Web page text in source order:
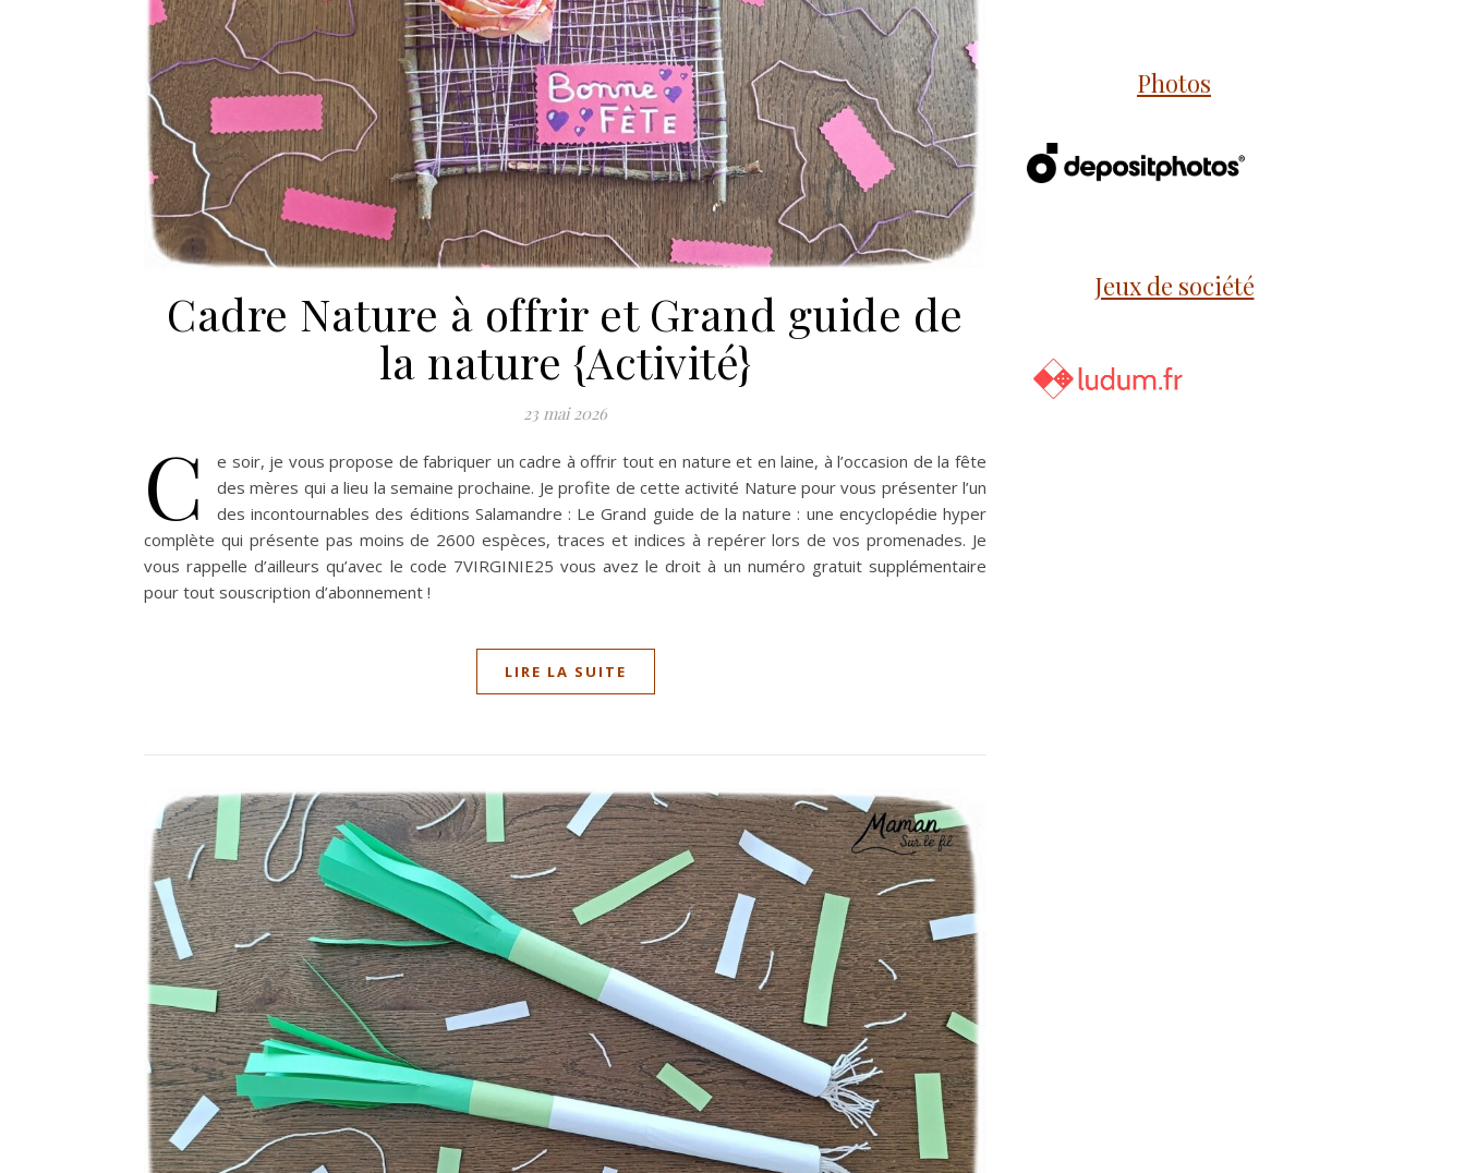
Cadre Nature à offrir et Grand guide de
la nature {Activité}
23 mai 2026
C
e soir, je vous propose de fabriquer un cadre à offrir tout en nature et en laine, à l’occasion de la fête
des mères qui a lieu la semaine prochaine. Je profite de cette activité Nature pour vous présenter l’un
des incontournables des éditions Salamandre : Le Grand guide de la nature : une encyclopédie hyper
complète qui présente pas moins de 2600 espèces, traces et indices à repérer lors de vos promenades. Je
vous rappelle d’ailleurs qu’avec le code 7VIRGINIE25 vous avez le droit à un numéro gratuit supplémentaire
pour tout souscription d’abonnement !
LIRE LA SUITE
Photos
Jeux de société